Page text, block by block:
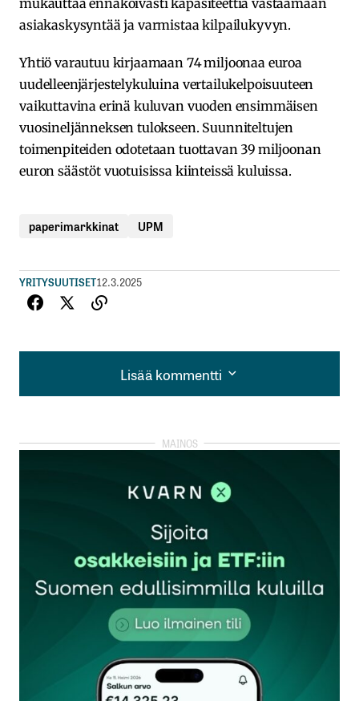
asiakaskysyntää ja varmistaa kilpailukyvyn.
Yhtiö varautuu kirjaamaan 74 miljoonaa euroa
uudelleenjärjestelykuluina vertailukelpoisuuteen
vaikuttavina erinä kuluvan vuoden ensimmäisen
vuosineljänneksen tulokseen. Suunniteltujen
toimenpiteiden odotetaan tuottavan 39 miljoonan
euron säästöt vuotuisissa kiinteissä kuluissa.
paperimarkkinat UPM
YRITYSUUTISET12.3.2025
Lisää kommentti
Lisää kommentti
kirjautua
rekisteröityä
Sähköpostiosoitettasi ei julkaista.Pakolliset
kentät on merkitty*
Kommentti*